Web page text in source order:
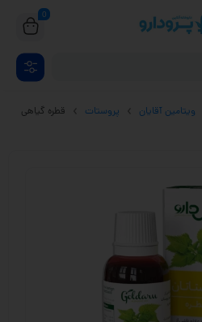
0
ویتامین آقایان پروستات
قطره گیاهی